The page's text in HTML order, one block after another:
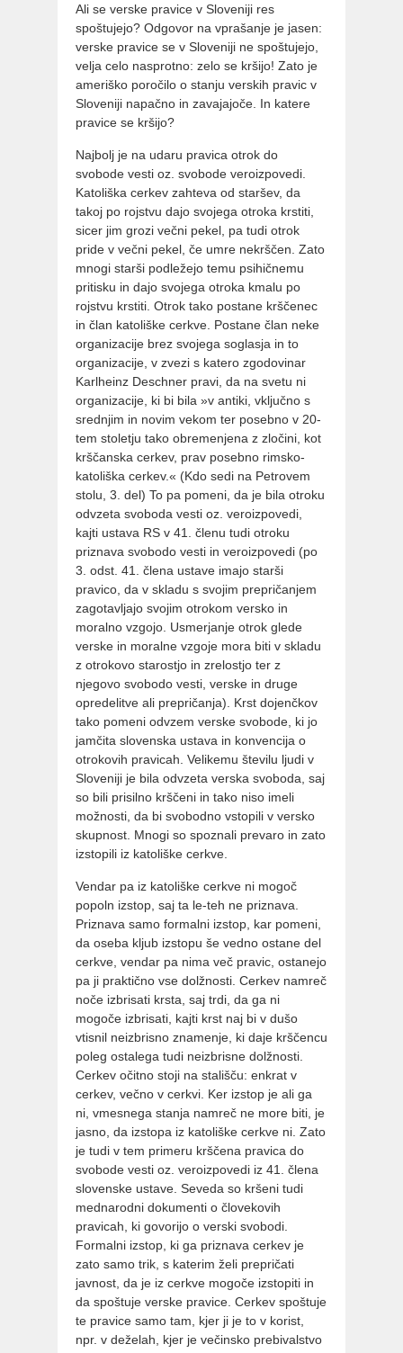
Ali se verske pravice v Sloveniji res
spoštujejo? Odgovor na vprašanje je jasen:
verske pravice se v Sloveniji ne spoštujejo,
velja celo nasprotno: zelo se kršijo! Zato je
ameriško poročilo o stanju verskih pravic v
Sloveniji napačno in zavajajoče. In katere
pravice se kršijo?
Najbolj je na udaru pravica otrok do
svobode vesti oz. svobode veroizpovedi.
Katoliška cerkev zahteva od staršev, da
takoj po rojstvu dajo svojega otroka krstiti,
sicer jim grozi večni pekel, pa tudi otrok
pride v večni pekel, če umre nekrščen. Zato
mnogi starši podležejo temu psihičnemu
pritisku in dajo svojega otroka kmalu po
rojstvu krstiti. Otrok tako postane krščenec
in član katoliške cerkve. Postane član neke
organizacije brez svojega soglasja in to
organizacije, v zvezi s katero zgodovinar
Karlheinz Deschner pravi, da na svetu ni
organizacije, ki bi bila »v antiki, vključno s
srednjim in novim vekom ter posebno v 20-
tem stoletju tako obremenjena z zločini, kot
krščanska cerkev, prav posebno rimsko-
katoliška cerkev.« (Kdo sedi na Petrovem
stolu, 3. del) To pa pomeni, da je bila otroku
odvzeta svoboda vesti oz. veroizpovedi,
kajti ustava RS v 41. členu tudi otroku
priznava svobodo vesti in veroizpovedi (po
3. odst. 41. člena ustave imajo starši
pravico, da v skladu s svojim prepričanjem
zagotavljajo svojim otrokom versko in
moralno vzgojo. Usmerjanje otrok glede
verske in moralne vzgoje mora biti v skladu
z otrokovo starostjo in zrelostjo ter z
njegovo svobodo vesti, verske in druge
opredelitve ali prepričanja). Krst dojenčkov
tako pomeni odvzem verske svobode, ki jo
jamčita slovenska ustava in konvencija o
otrokovih pravicah. Velikemu številu ljudi v
Sloveniji je bila odvzeta verska svoboda, saj
so bili prisilno krščeni in tako niso imeli
možnosti, da bi svobodno vstopili v versko
skupnost. Mnogi so spoznali prevaro in zato
izstopili iz katoliške cerkve.
Vendar pa iz katoliške cerkve ni mogoč
popoln izstop, saj ta le-teh ne priznava.
Priznava samo formalni izstop, kar pomeni,
da oseba kljub izstopu še vedno ostane del
cerkve, vendar pa nima več pravic, ostanejo
pa ji praktično vse dolžnosti. Cerkev namreč
noče izbrisati krsta, saj trdi, da ga ni
mogoče izbrisati, kajti krst naj bi v dušo
vtisnil neizbrisno znamenje, ki daje krščencu
poleg ostalega tudi neizbrisne dolžnosti.
Cerkev očitno stoji na stališču: enkrat v
cerkev, večno v cerkvi. Ker izstop je ali ga
ni, vmesnega stanja namreč ne more biti, je
jasno, da izstopa iz katoliške cerkve ni. Zato
je tudi v tem primeru krščena pravica do
svobode vesti oz. veroizpovedi iz 41. člena
slovenske ustave. Seveda so kršeni tudi
mednarodni dokumenti o človekovih
pravicah, ki govorijo o verski svobodi.
Formalni izstop, ki ga priznava cerkev je
zato samo trik, s katerim želi prepričati
javnost, da je iz cerkve mogoče izstopiti in
da spoštuje verske pravice. Cerkev spoštuje
te pravice samo tam, kjer ji je to v korist,
npr. v deželah, kjer je večinsko prebivalstvo